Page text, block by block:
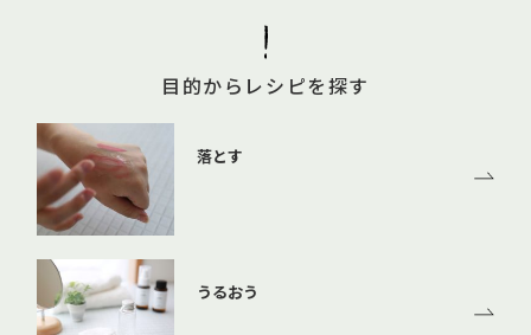
目的からレシピを探す
落とす
うるおう